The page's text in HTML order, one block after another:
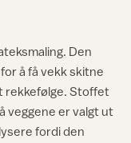
Den
å få vekk skitne
rekkefølge. Stoffet
veggene er valgt ut
fordi den